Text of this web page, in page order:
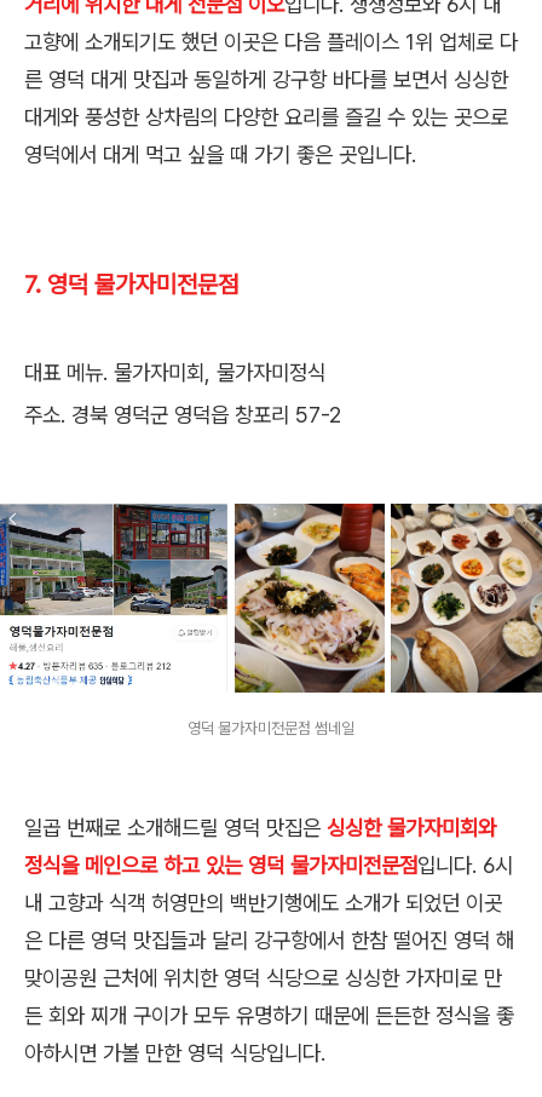
고향에 소개되기도 했던 이곳은 다음 플레이스 1위 업체로 다
른 영덕 대게 맛집과 동일하게 강구항 바다를 보면서 싱싱한
대게와 풍성한 상차림의 다양한 요리를 즐길 수 있는 곳으로
영덕에서 대게 먹고 싶을 때 가기 좋은 곳입니다.
7. 영덕 물가자미전문점
대표 메뉴. 물가자미회, 물가자미정식
주소. 경북 영덕군 영덕읍 창포리 57-2
영덕 물가자미전문점 썸네일
일곱 번째로 소개해드릴 영덕 맛집은 싱싱한 물가자미회와
정식을 메인으로 하고 있는 영덕 물가자미전문점입니다. 6시
내 고향과 식객 허영만의 백반기행에도 소개가 되었던 이곳
은 다른 영덕 맛집들과 달리 강구항에서 한참 떨어진 영덕 해
맞이공원 근처에 위치한 영덕 식당으로 싱싱한 가자미로 만
든 회와 찌개 구이가 모두 유명하기 때문에 든든한 정식을 좋
아하시면 가볼 만한 영덕 식당입니다.